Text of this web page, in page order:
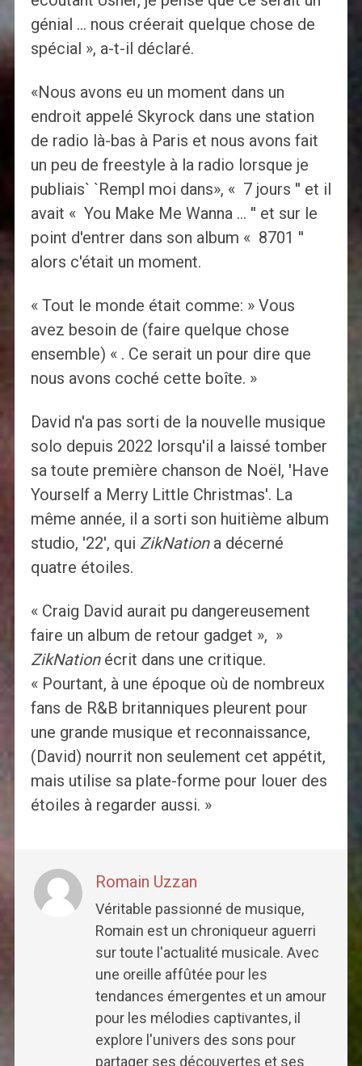
génial … nous créerait quelque chose de
spécial », a-t-il déclaré.
«Nous avons eu un moment dans un
endroit appelé Skyrock dans une station
de radio là-bas à Paris et nous avons fait
un peu de freestyle à la radio lorsque je
publiais` `Rempl moi dans», « 7 jours '' et il
avait « You Make Me Wanna … '' et sur le
point d'entrer dans son album « 8701 ''
alors c'était un moment.
« Tout le monde était comme: » Vous
avez besoin de (faire quelque chose
ensemble) « . Ce serait un pour dire que
nous avons coché cette boîte. »
David n'a pas sorti de la nouvelle musique
solo depuis 2022 lorsqu'il a laissé tomber
sa toute première chanson de Noël, 'Have
Yourself a Merry Little Christmas'. La
même année, il a sorti son huitième album
studio, '22', qui ZikNation a décerné
quatre étoiles.
« Craig David aurait pu dangereusement
faire un album de retour gadget », »
ZikNationécrit dans une critique.
« Pourtant, à une époque où de nombreux
fans de R&B britanniques pleurent pour
une grande musique et reconnaissance,
(David) nourrit non seulement cet appétit,
mais utilise sa plate-forme pour louer des
étoiles à regarder aussi. »
Romain Uzzan
Véritable passionné de musique,
Romain est un chroniqueur aguerri
sur toute l'actualité musicale. Avec
une oreille affûtée pour les
tendances émergentes et un amour
pour les mélodies captivantes, il
explore l'univers des sons pour
partager ses découvertes et ses